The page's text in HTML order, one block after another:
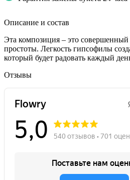
Описание и состав
Эта композиция – это совершенный
простоты. Легкость гипсофилы
который будет радовать каждый
Отзывы